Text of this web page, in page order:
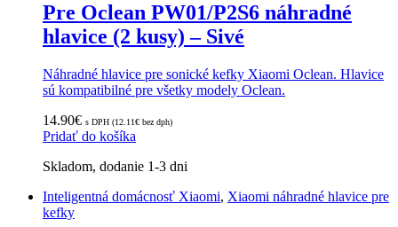
Pre Oclean PW01/P2S6 náhradné
hlavice (2 kusy) – Sivé
Náhradné hlavice pre sonické kefky Xiaomi Oclean. Hlavice
sú kompatibilné pre všetky modely Oclean.
14.90€ s DPH (12.11€ bez dph)
Pridať do košíka
Skladom, dodanie 1-3 dni
Inteligentná domácnosť Xiaomi, Xiaomi náhradné hlavice pre
kefky